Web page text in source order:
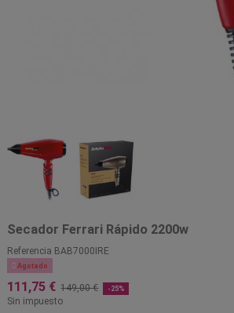
Secador Ferrari Rápido 2200w
Referencia BAB7000IRE
 Agotado
111,75 € 149,00 € -25%
Sin impuesto